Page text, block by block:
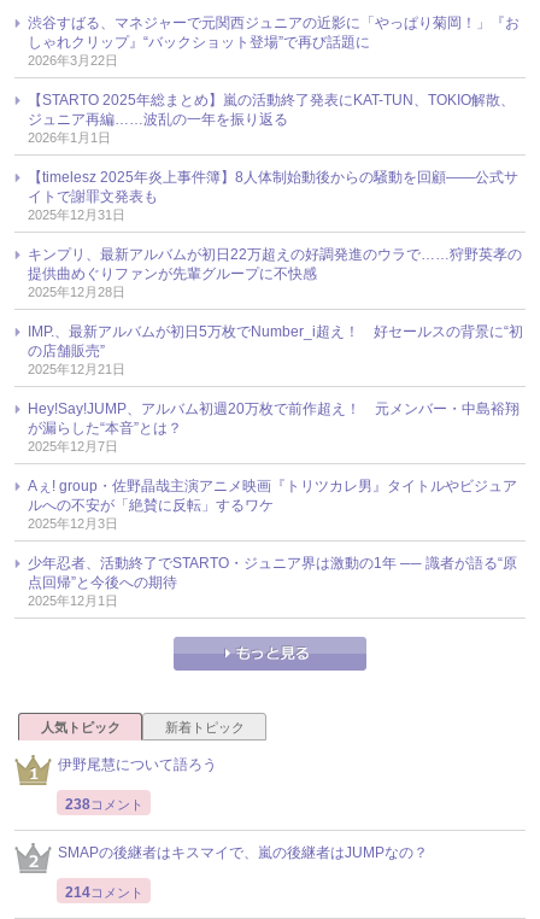
渋谷すばる、マネジャーで元関西ジュニアの近影に「やっぱり菊岡！」『お
しゃれクリップ』“バックショット登場”で再び話題に
2026年3月22日
【STARTO 2025年総まとめ】嵐の活動終了発表にKAT-TUN、TOKIO解散、
ジュニア再編……波乱の一年を振り返る
2026年1月1日
【timelesz 2025年炎上事件簿】8人体制始動後からの騒動を回顧――公式サ
イトで謝罪文発表も
2025年12月31日
キンプリ、最新アルバムが初日22万超えの好調発進のウラで……狩野英孝の
提供曲めぐりファンが先輩グループに不快感
2025年12月28日
IMP.、最新アルバムが初日5万枚でNumber_i超え！ 好セールスの背景に“初
の店舗販売”
2025年12月21日
Hey!Say!JUMP、アルバム初週20万枚で前作超え！ 元メンバー・中島裕翔
が漏らした“本音”とは？
2025年12月7日
Aぇ! group・佐野晶哉主演アニメ映画『トリツカレ男』タイトルやビジュア
ルへの不安が「絶賛に反転」するワケ
2025年12月3日
少年忍者、活動終了でSTARTO・ジュニア界は激動の1年 ── 識者が語る“原
点回帰”と今後への期待
2025年12月1日
人気トピック 新着トピック
伊野尾慧について語ろう
238コメント
SMAPの後継者はキスマイで、嵐の後継者はJUMPなの？
214コメント